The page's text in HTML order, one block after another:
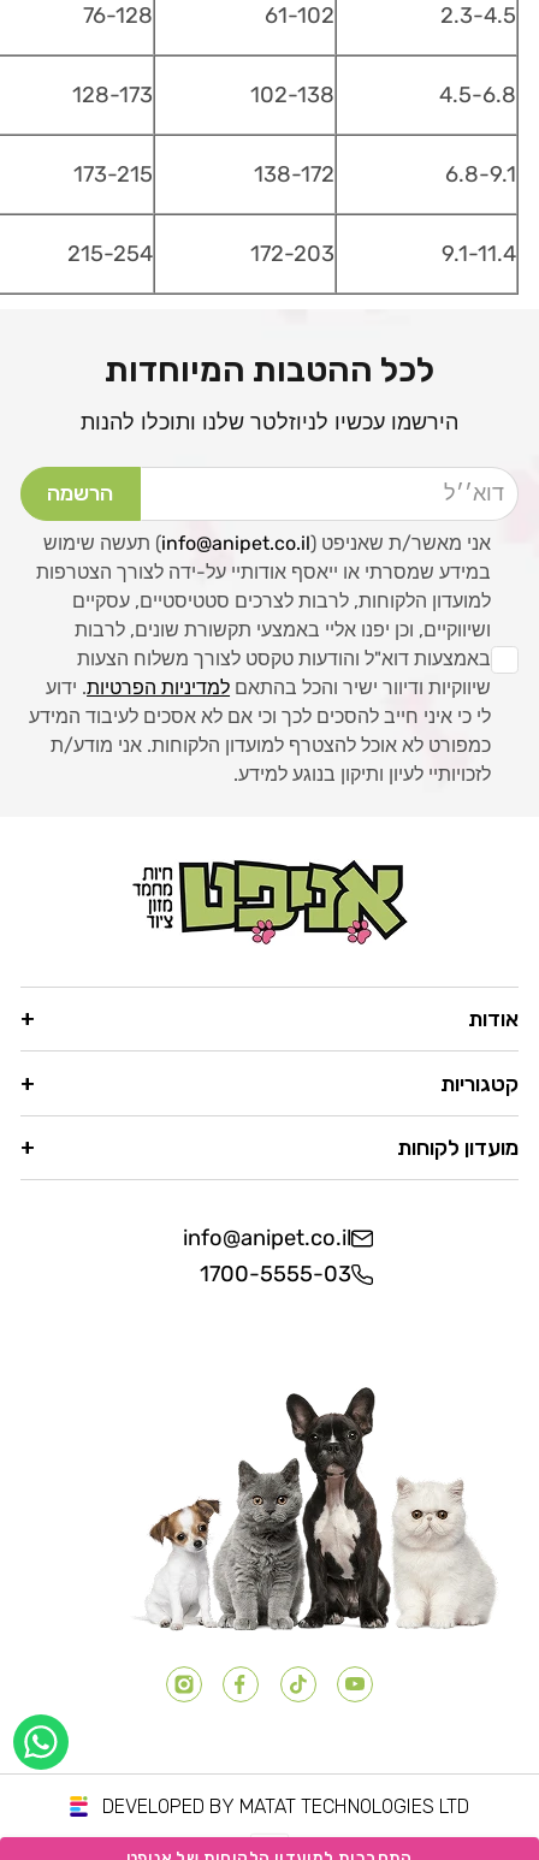
2.3-4.5
61-102
76-128
4.5-6.8
102-138
128-173
6.8-9.1
138-172
173-215
9.1-11.4
172-203
215-254
לכל ההטבות המיוחדות
הירשמו עכשיו לניוזלטר שלנו ותוכלו להנות
דוא׳׳ל הרשמה
אני מאשר/ת שאניפט (info@anipet.co.il) תעשה שימוש
במידע שמסרתי או ייאסף אודותיי על-ידה לצורך הצטרפות
למועדון הלקוחות, לרבות לצרכים סטטיסטיים, עסקיים
ושיווקיים, וכן יפנו אליי באמצעי תקשורת שונים, לרבות
באמצעות דוא"ל והודעות טקסט לצורך משלוח הצעות
שיווקיות ודיוור ישיר והכל בהתאם למדיניות הפרטיות. ידוע
לי כי איני חייב להסכים לכך וכי אם לא אסכים לעיבוד המידע
כמפורט לא אוכל להצטרף למועדון הלקוחות. אני מודע/ת
לזכויותיי לעיון ותיקון בנוגע למידע.
אודות
קטגוריות
מועדון לקוחות
info@anipet.co.il
1700-5555-03
יוטיובטיק טוקפייסבוקאינסטגרם
DEVELOPED BY MATAT TECHNOLOGIES LTD